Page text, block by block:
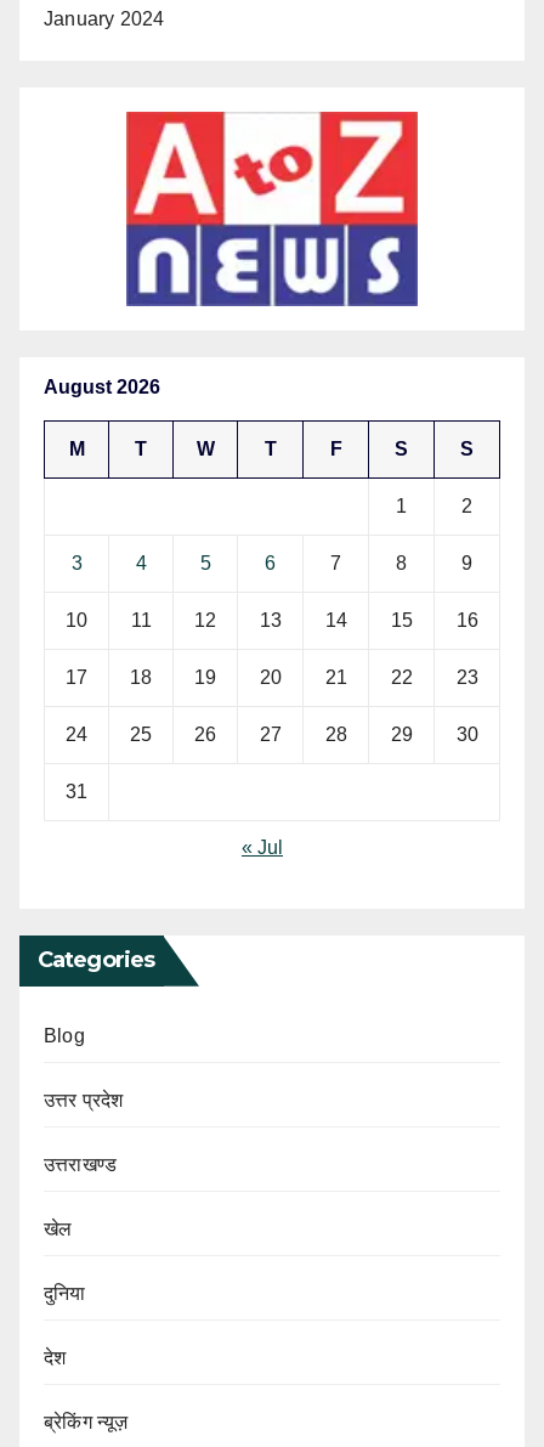
January 2024
August 2026
M T W T F S S
1 2
3 4 5 6 7 8 9
10 11 12 13 14 15 16
17 18 19 20 21 22 23
24 25 26 27 28 29 30
31
« Jul
Categories
Blog
उत्तर प्रदेश
उत्तराखण्ड
खेल
दुनिया
देश
ब्रेकिंग न्यूज़